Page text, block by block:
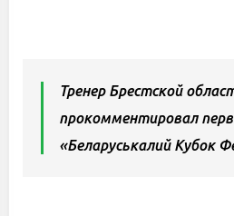
Тренер Брестской
прокомментировал
«Беларуськалий Кубок